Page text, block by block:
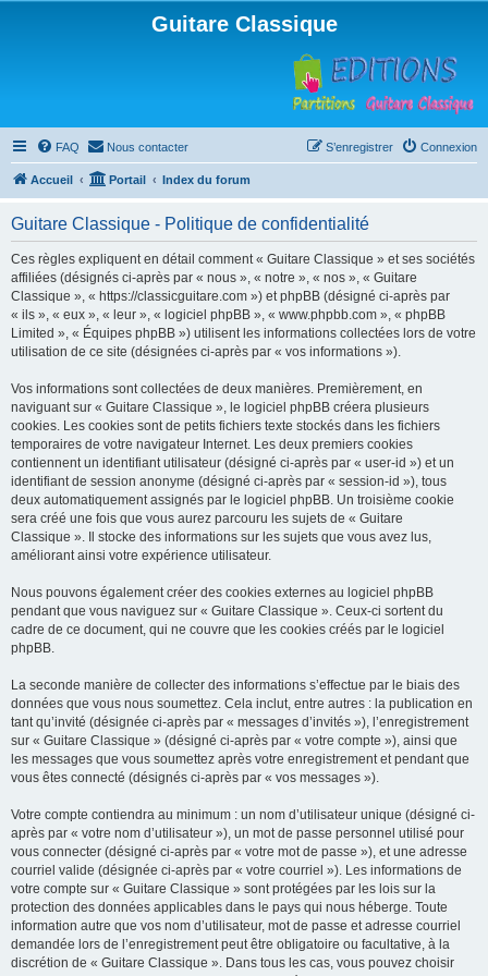
Guitare Classique
FAQ Nous contacter Connexion
S’enregistrer
Accueil Portail Index du forum
Guitare Classique - Politique de confidentialité
Ces règles expliquent en détail comment « Guitare Classique » et ses sociétés
affiliées (désignés ci-après par « nous », « notre », « nos », « Guitare
Classique », « https://classicguitare.com ») et phpBB (désigné ci-après par
« ils », « eux », « leur », « logiciel phpBB », « www.phpbb.com », « phpBB
Limited », « Équipes phpBB ») utilisent les informations collectées lors de votre
utilisation de ce site (désignées ci-après par « vos informations »).
Vos informations sont collectées de deux manières. Premièrement, en
naviguant sur « Guitare Classique », le logiciel phpBB créera plusieurs
cookies. Les cookies sont de petits fichiers texte stockés dans les fichiers
temporaires de votre navigateur Internet. Les deux premiers cookies
contiennent un identifiant utilisateur (désigné ci-après par « user-id ») et un
identifiant de session anonyme (désigné ci-après par « session-id »), tous
deux automatiquement assignés par le logiciel phpBB. Un troisième cookie
sera créé une fois que vous aurez parcouru les sujets de « Guitare
Classique ». Il stocke des informations sur les sujets que vous avez lus,
améliorant ainsi votre expérience utilisateur.
Nous pouvons également créer des cookies externes au logiciel phpBB
pendant que vous naviguez sur « Guitare Classique ». Ceux-ci sortent du
cadre de ce document, qui ne couvre que les cookies créés par le logiciel
phpBB.
La seconde manière de collecter des informations s’effectue par le biais des
données que vous nous soumettez. Cela inclut, entre autres : la publication en
tant qu’invité (désignée ci-après par « messages d’invités »), l’enregistrement
sur « Guitare Classique » (désigné ci-après par « votre compte »), ainsi que
les messages que vous soumettez après votre enregistrement et pendant que
vous êtes connecté (désignés ci-après par « vos messages »).
Votre compte contiendra au minimum : un nom d’utilisateur unique (désigné ci-
après par « votre nom d’utilisateur »), un mot de passe personnel utilisé pour
vous connecter (désigné ci-après par « votre mot de passe »), et une adresse
courriel valide (désignée ci-après par « votre courriel »). Les informations de
votre compte sur « Guitare Classique » sont protégées par les lois sur la
protection des données applicables dans le pays qui nous héberge. Toute
information autre que vos nom d’utilisateur, mot de passe et adresse courriel
demandée lors de l’enregistrement peut être obligatoire ou facultative, à la
discrétion de « Guitare Classique ». Dans tous les cas, vous pouvez choisir